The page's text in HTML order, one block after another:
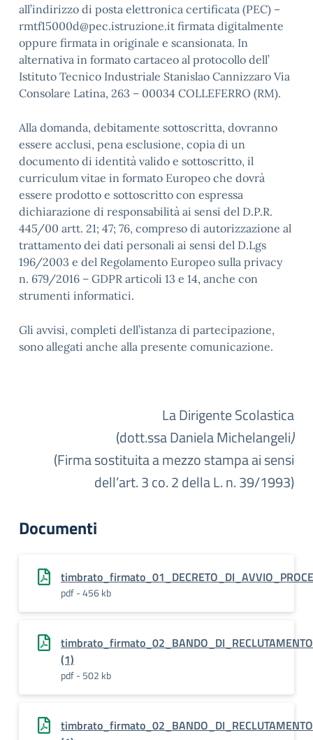
all’indirizzo di posta elettronica certificata (PEC) –
rmtf15000d@pec.istruzione.it firmata digitalmente
oppure firmata in originale e scansionata. In
alternativa in formato cartaceo al protocollo dell’
Istituto Tecnico Industriale Stanislao Cannizzaro Via
Consolare Latina, 263 – 00034 COLLEFERRO (RM).
Alla domanda, debitamente sottoscritta, dovranno
essere acclusi, pena esclusione, copia di un
documento di identità valido e sottoscritto, il
curriculum vitae in formato Europeo che dovrà
essere prodotto e sottoscritto con espressa
dichiarazione di responsabilità ai sensi del D.P.R.
445/00 artt. 21; 47; 76, compreso di autorizzazione al
trattamento dei dati personali ai sensi del D.Lgs
196/2003 e del Regolamento Europeo sulla privacy
n. 679/2016 – GDPR articoli 13 e 14, anche con
strumenti informatici.
Gli avvisi, completi dell’istanza di partecipazione,
sono allegati anche alla presente comunicazione.
La Dirigente Scolastica
(dott.ssa Daniela Michelangeli)
(Firma sostituita a mezzo stampa ai sensi
dell’art. 3 co. 2 della L. n. 39/1993)
Documenti
pdf - 456 kb
(1)
pdf - 502 kb